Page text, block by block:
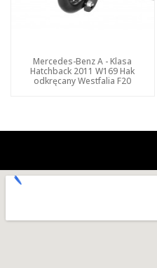
Mercedes-Benz A - Klasa
Hatchback 2011 W169 Hak
odkręcany Westfalia F20